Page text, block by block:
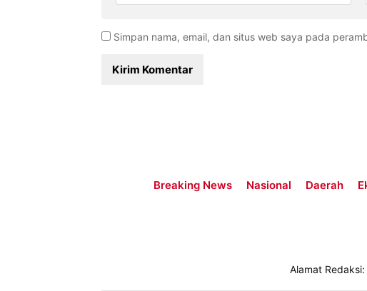
Simpan nama, email, dan situs web saya pada
Breaking News Nasional Daerah
Alamat